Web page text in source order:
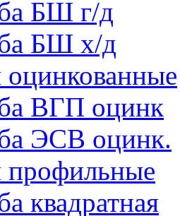
БШ г/д
БШ х/д
ВГП оцинк
ЭСВ оцинк.
квадратная